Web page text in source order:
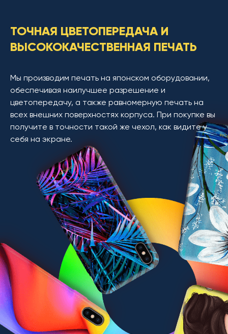
ТОЧНАЯ ЦВЕТОПЕРЕДАЧА И
ВЫСОКОКАЧЕСТВЕННАЯ ПЕЧАТЬ
Мы производим печать на японском оборудовании,
обеспечивая наилучшее разрешение и
цветопередачу, а также равномерную печать на
всех внешних поверхностях корпуса. При покупке вы
получите в точности такой же чехол, как видите у
себя на экране.